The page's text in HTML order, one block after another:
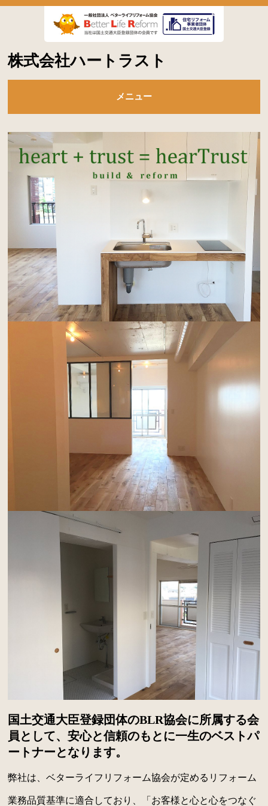
株式会社ハートラスト
メニュー
国土交通大臣登録団体のBLR協会に所属する会
員として、安心と信頼のもとに一生のベストパ
ートナーとなります。
弊社は、ベターライフリフォーム協会が定めるリフォーム
業務品質基準に適合しており、「お客様と心と心をつなぐ